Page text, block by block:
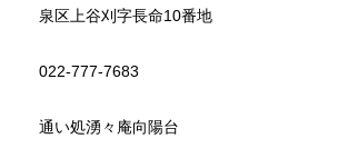
泉区上谷刈字長命10番地
022-777-7683
通い処湧々庵向陽台